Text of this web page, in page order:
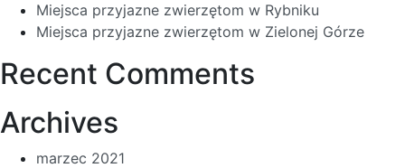
Miejsca przyjazne zwierzętom w Rybniku
Miejsca przyjazne zwierzętom w Zielonej Górze
Recent Comments
Archives
marzec 2021